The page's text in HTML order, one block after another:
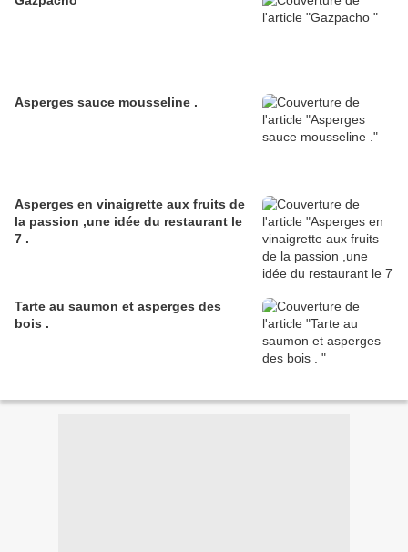
Asperges sauce mousseline .
Asperges en vinaigrette aux fruits de
la passion ,une idée du restaurant le
7 .
Tarte au saumon et asperges des
bois .